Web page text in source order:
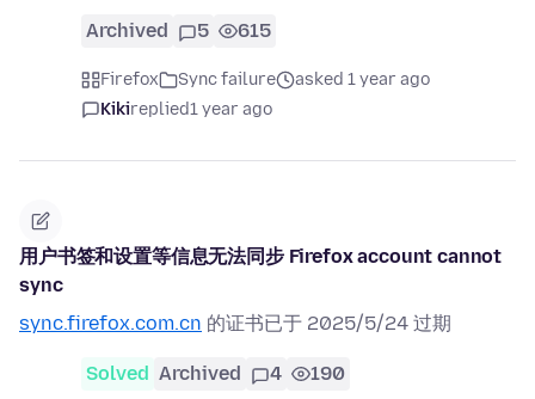
Archived 5 615
Firefox Sync failure
asked 1 year ago
Kikireplied1 year ago
用户书签和设置等信息无法同步 Firefox account cannot
sync
sync.firefox.com.cn 的证书已于 2025/5/24 过期
Solved Archived 4 190